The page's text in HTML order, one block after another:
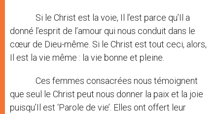
Si le Christ est la voie, Il l’est parce qu’Il a
donné l’esprit de l’amour qui nous conduit dans le
cœur de Dieu-même. Si le Christ est tout ceci, alors,
Il est la vie même : la vie bonne et pleine.
Ces femmes consacrées nous témoignent
que seul le Christ peut nous donner la paix et la joie
puisqu’Il est ‘Parole de vie’. Elles ont offert leur